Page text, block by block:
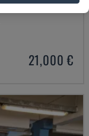
21,000 €